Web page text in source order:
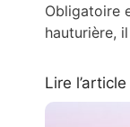
Obligatoire
hauturière,
Lire l’article